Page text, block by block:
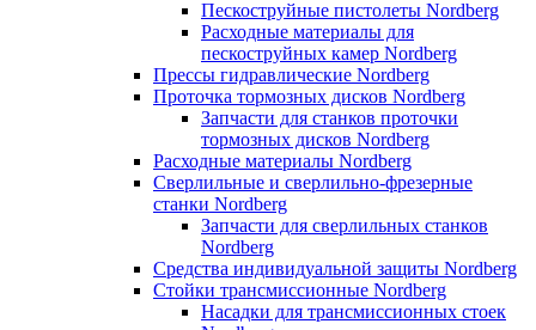
Пескоструйные пистолеты Nordberg
Расходные материалы для
пескоструйных камер Nordberg
Прессы гидравлические Nordberg
Проточка тормозных дисков Nordberg
Запчасти для станков проточки
тормозных дисков Nordberg
Расходные материалы Nordberg
Сверлильные и сверлильно-фрезерные
станки Nordberg
Запчасти для сверлильных станков
Nordberg
Средства индивидуальной защиты Nordberg
Стойки трансмиссионные Nordberg
Насадки для трансмиссионных стоек